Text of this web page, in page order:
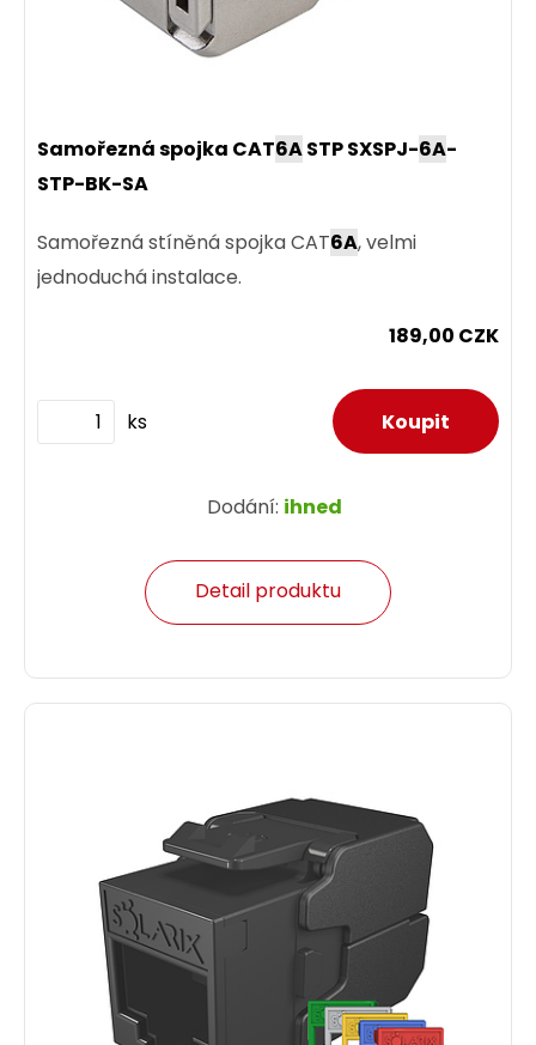
Samořezná spojka CAT6ASTP SXSPJ-6A-
STP-BK-SA
Samořezná stíněná spojka CAT6A, velmi
jednoduchá instalace.
189,00 CZK
ks
Dodání: ihned
Detail produktu